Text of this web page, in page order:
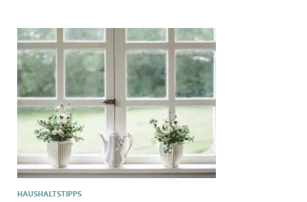
HAUSHALTSTIPPS